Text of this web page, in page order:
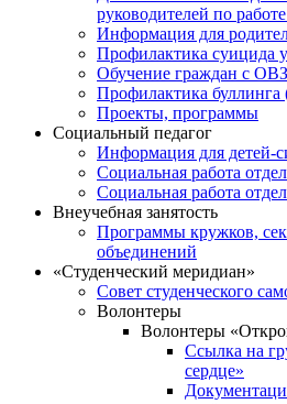
руководителей по
Информация для
Профилактика суицида
Обучение граждан с ОВЗ
Профилактика буллинга
Проекты, программы
Социальный педагог
Информация для детей-
Социальная работа
Социальная работа
Внеучебная занятость
Программы кружков,
объединений
«Студенческий меридиан»
Совет студенческого
Волонтеры
Волонтеры
Ссылка на
сердце»